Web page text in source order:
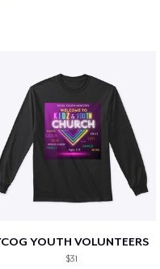
YOUTH VOLUNTEERS
$31